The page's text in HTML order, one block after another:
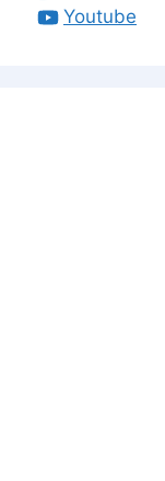
Youtube